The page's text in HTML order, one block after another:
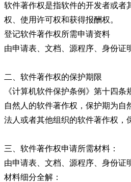
软件著作权是指软件的开发者或者
权、使用许可权和获得报酬权。
登记软件著作权所需申请资料
由申请表、文档、源程序、身份证
二、软件著作权的保护期限
《计算机软件保护条例》第十四
自然人的软件著作权，保护期为自
法人或者其他组织的软件著作权，
三、软件著作权申请所需材料：
由申请表、文档、源程序、身份证
材料细分全解：